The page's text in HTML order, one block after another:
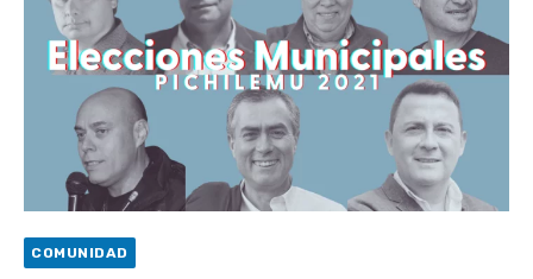
UOH y Municipalidad de Machalí suscriben convenio para
esterilización de mascotas
Hospital de Santa Cruz y Atención Primaria fortalecen
alianza para mejorar el acceso a la atención
gastroenterológica
Rector y diputado Neumann se refieren a cuestionamientos
Valparaíso vuelve a posicionarse como la ciudad con la
COMUNIDAD